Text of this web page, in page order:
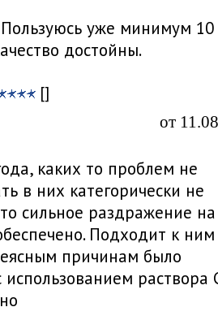
уже минимум 10
достойны.
[]
от
каких то проблем не
в них категорически не
сильное раздражение на
Подходит к
причинам было
раствора